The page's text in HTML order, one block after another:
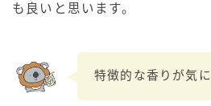
も良いと思います。
特徴的な香りが気